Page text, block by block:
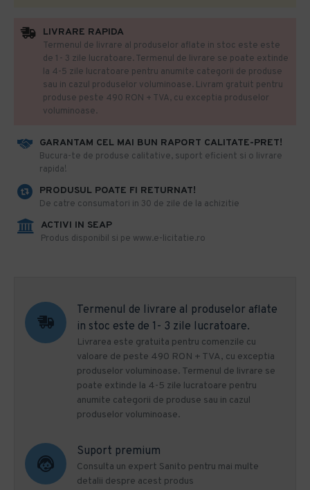
GARANTAM CEL MAI BUN RAPORT CALITATE-PRET!
​Bucura-te de produse calitative, suport eficient si o livrare
rapida!
PRODUSUL POATE FI RETURNAT!
De catre consumatori in 30 de zile de la achizitie
ACTIVI IN SEAP
Produs disponibil si pe www.e-licitatie.ro
LIVRARE RAPIDA
Termenul de livrare al produselor aflate in stoc este este
de 1- 3 zile lucratoare. Termenul de livrare se poate extinde
la 4-5 zile lucratoare pentru anumite categorii de produse
sau in cazul produselor voluminoase. Livram gratuit pentru
produse peste 490 RON + TVA, cu exceptia produselor
voluminoase.
Termenul de livrare al produselor aflate
in stoc este de 1- 3 zile lucratoare.
Livrarea este gratuita pentru comenzile cu
valoare de peste 490 RON + TVA, cu exceptia
produselor voluminoase. Termenul de livrare se
poate extinde la 4-5 zile lucratoare pentru
anumite categorii de produse sau in cazul
produselor voluminoase.
Suport premium
Consulta un expert Sanito pentru mai multe
detalii despre acest produs